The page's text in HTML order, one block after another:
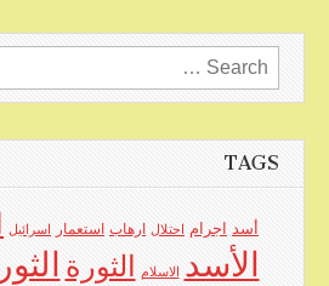
Search
for:
TAGS
أسد اجرام احتلال ارهاب استعمار اسرائيل
الأسد الاسلام الثورة